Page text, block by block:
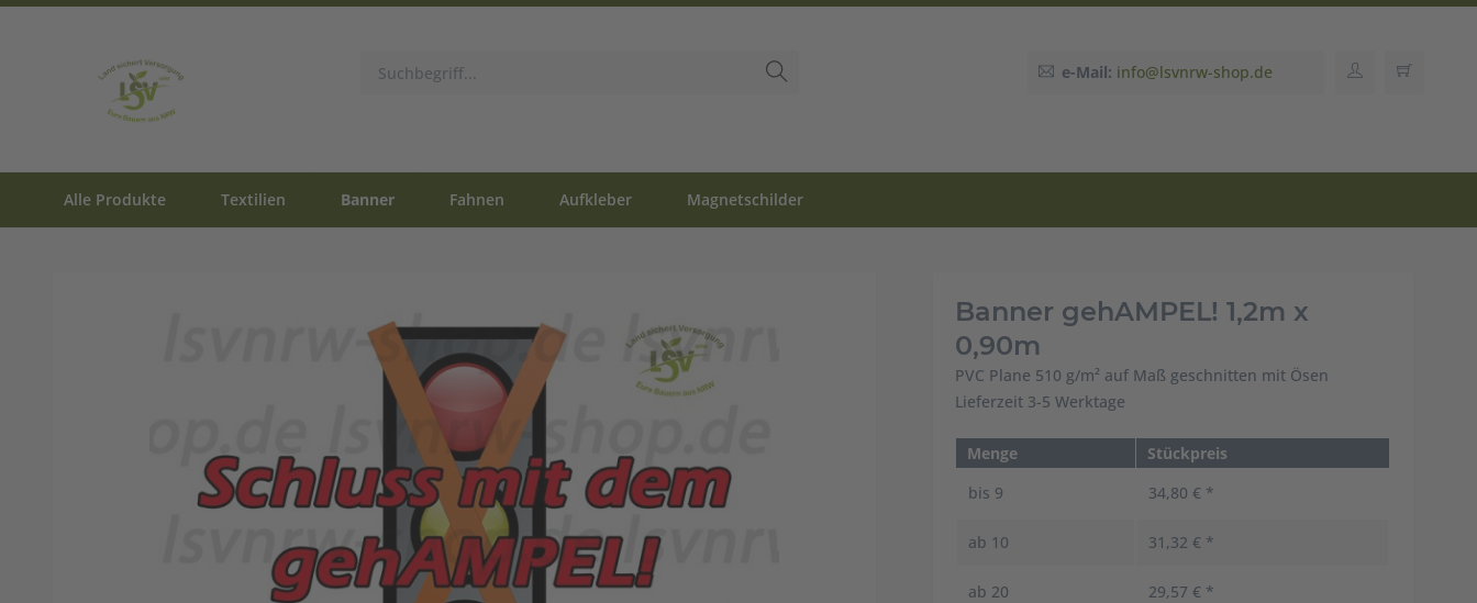
e-Mail: info@lsvnrw-shop.de
Alle Produkte Textilien Banner Fahnen Aufkleber Magnetschilder
Banner gehAMPEL! 1,2m x
0,90m
PVC Plane 510 g/m² auf Maß geschnitten mit Ösen
Lieferzeit 3-5 Werktage
Menge
Stückpreis
bis 9 34,80 € *
ab 10 31,32 € *
ab 20 29,57 € *